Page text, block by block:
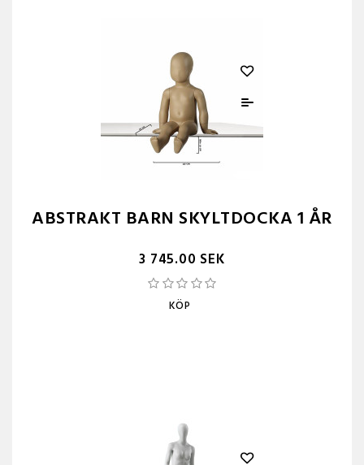
ABSTRAKT BARN SKYLTDOCKA 1 ÅR
3 745.00 SEK
KÖP